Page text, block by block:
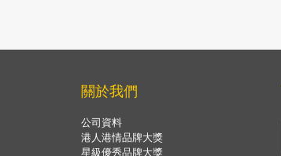
關於我們
公司資料
港人港情品牌大獎
星級優秀品牌大獎